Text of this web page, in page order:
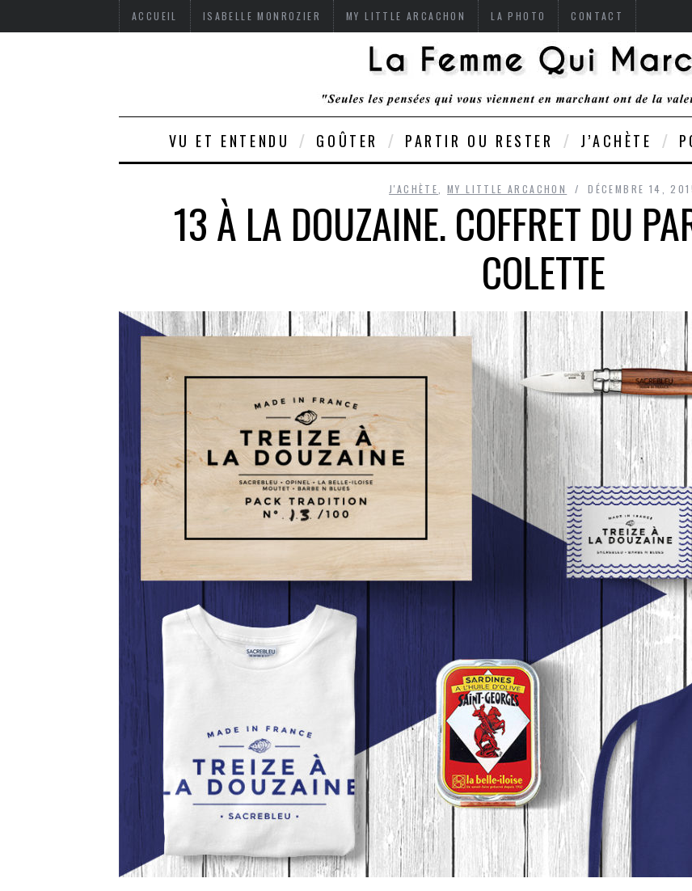
ACCUEIL ISABELLE MONROZIER MY LITTLE ARCACHON LA PHOTO CONTACT
VU ET ENTENDU GOÛTER PARTIR OU RESTER J’ACHÈTE
J'ACHÈTE ,MY LITTLE ARCACHON DÉCEMBRE 14,
13 À LA DOUZAINE. COFFRET DU
COLETTE